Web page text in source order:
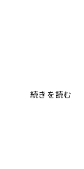
続きを読む